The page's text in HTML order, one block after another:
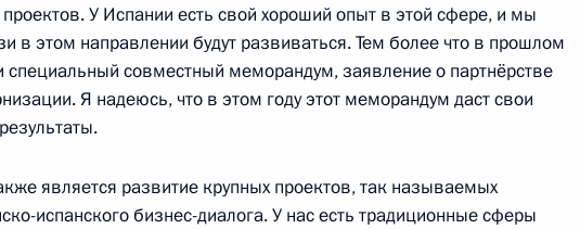
21:30
с Королём Испании Хуаном Карлосом I
проектов. У Испании есть свой хороший опыт в этой сфере, и мы
в этом направлении будут развиваться. Тем более что в прошлом
специальный совместный меморандум, заявление о партнёрстве
Я надеюсь, что в этом году этот меморандум даст свои
является развитие крупных проектов, так называемых
испанского бизнес-диалога. У нас есть традиционные сферы